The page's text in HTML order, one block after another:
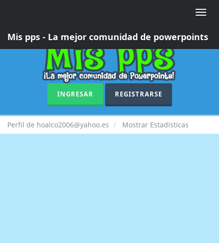
Toggle
Mis pps - La mejor comunidad de powerpoints
INGRESAR REGISTRARSE
Perfil de hoalco2006@yahoo.es Mostrar Estadísticas